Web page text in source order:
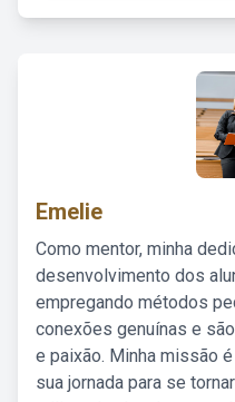
Emelie
Como mentor, minha
desenvolvimento dos
empregando métodos
conexões genuínas e
e paixão. Minha missão
sua jornada para se